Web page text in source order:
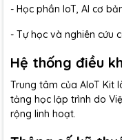
- Học phần IoT, AI cơ
- Tự học và nghiên cứu
Hệ thống điều
Trung tâm của AIoT Kit
tảng học lập trình do
rộng linh hoạt.